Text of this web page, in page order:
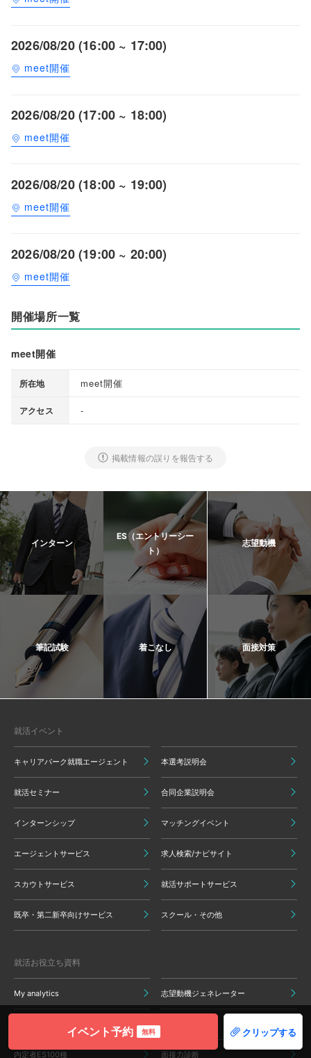
2026/08/20 (16:00 ~ 17:00)
meet開催
2026/08/20 (17:00 ~ 18:00)
meet開催
2026/08/20 (18:00 ~ 19:00)
meet開催
2026/08/20 (19:00 ~ 20:00)
meet開催
開催場所一覧
meet開催
所在地 meet開催
アクセス -
掲載情報の誤りを報告する
イベント予約 無料 クリップする
インターン
ES（エントリーシー
ト）
志望動機
筆記試験 着こなし 面接対策
就活イベント
キャリアパーク就職エージェント 本選考説明会
就活セミナー 合同企業説明会
インターンシップ マッチングイベント
エージェントサービス 求人検索/ナビサイト
スカウトサービス 就活サポートサービス
既卒・第二新卒向けサービス スクール・その他
就活お役立ち資料
My analytics 志望動機ジェネレーター
内定者ES100種 面接力診断